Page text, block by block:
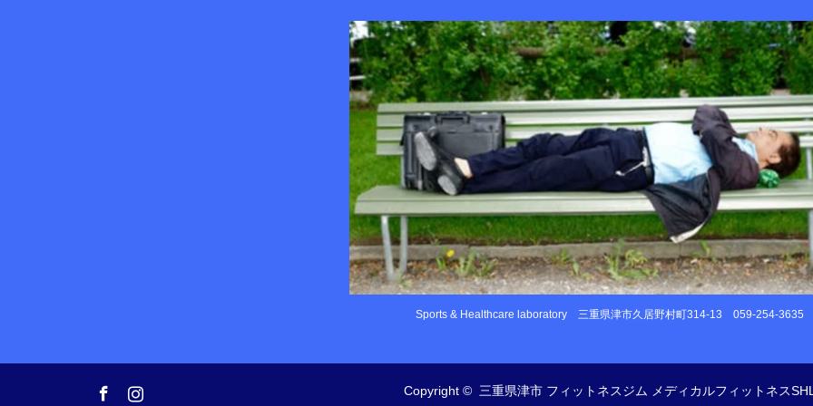
Sports & Healthcare laboratory 三重県津市久居野村町314-13 059-254-3635
Copyright © 三重県津市 フィットネスジム メディカルフィットネス